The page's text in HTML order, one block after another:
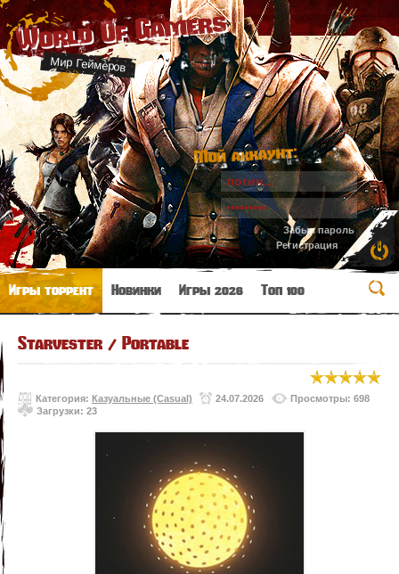
World Of Gamers
Мир Геймеров
Мой аккаунт:
Забыл пароль
Регистрация
Игры торрент Новинки Игры 2026 Топ 100
Starvester / Portable
Категория: Казуальные (Casual) 24.07.2026
Просмотры: 698
Загрузки: 23